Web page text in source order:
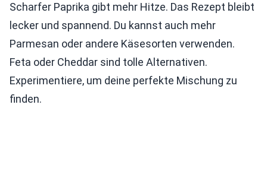
Scharfer Paprika gibt mehr Hitze. Das Rezept bleibt
lecker und spannend. Du kannst auch mehr
Parmesan oder andere Käsesorten verwenden.
Feta oder Cheddar sind tolle Alternativen.
Experimentiere, um deine perfekte Mischung zu
finden.